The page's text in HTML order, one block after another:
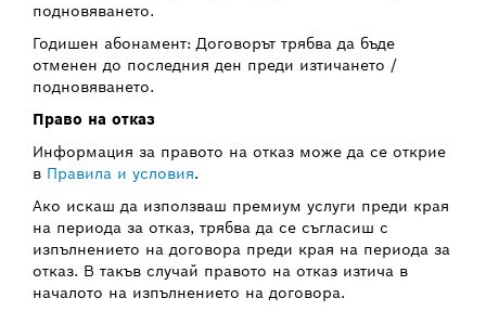
подновяването.
Годишен абонамент: Договорът трябва да бъде
отменен до последния ден преди изтичането /
подновяването.
Право на отказ
Информация за правото на отказ може да се открие
в Правила и условия.
Ако искаш да използваш премиум услуги преди края
на периода за отказ, трябва да се съгласиш с
изпълнението на договора преди края на периода за
отказ. В такъв случай правото на отказ изтича в
началото на изпълнението на договора.